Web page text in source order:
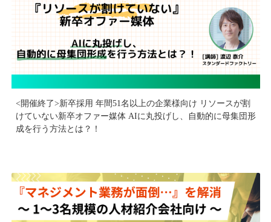
<開催終了>新卒採用 年間51名以上の企業様向け リソースが割
けていない新卒オファー媒体 AIに丸投げし、自動的に母集団形
成を行う方法とは？！